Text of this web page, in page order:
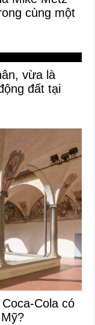
cùng một
vừa là
đất tại
Cola có